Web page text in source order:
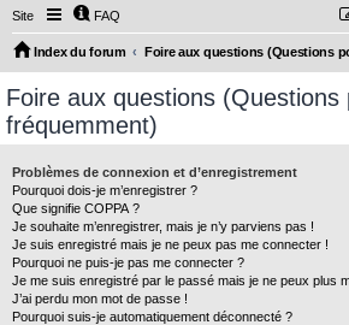
Site FAQ
Index du forum Foire aux questions (Questions
Foire aux questions (Questions
fréquemment)
Problèmes de connexion et d’enregistrement
Pourquoi dois-je m’enregistrer ?
Que signifie COPPA ?
Je souhaite m’enregistrer, mais je n’y parviens pas !
Je suis enregistré mais je ne peux pas me connecter !
Pourquoi ne puis-je pas me connecter ?
Je me suis enregistré par le passé mais je ne peux plus
J’ai perdu mon mot de passe !
Pourquoi suis-je automatiquement déconnecté ?